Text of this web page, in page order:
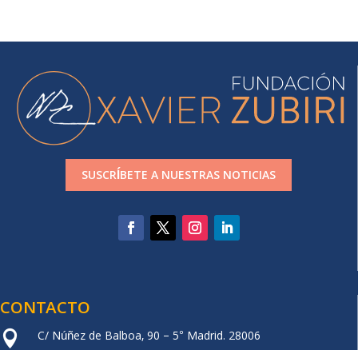
SUSCRÍBETE A NUESTRAS NOTICIAS
CONTACTO
 C/ Núñez de Balboa, 90 – 5° Madrid. 28006